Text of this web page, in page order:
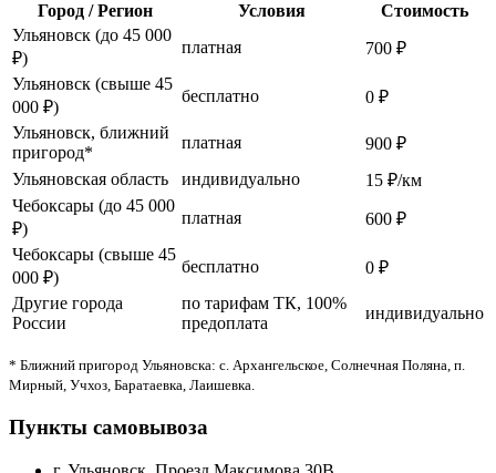
Город / Регион Условия
Стоимость
Ульяновск (до 45 000
₽)
платная
700 ₽
Ульяновск (свыше 45
000 ₽)
бесплатно
0 ₽
Ульяновск, ближний
пригород*
платная
900 ₽
Ульяновская область
индивидуально
15 ₽/км
Чебоксары (до 45 000
₽)
платная
600 ₽
Чебоксары (свыше 45
000 ₽)
бесплатно
0 ₽
Другие города
России
по тарифам ТК, 100%
предоплата
индивидуально
* Ближний пригород Ульяновска: с. Архангельское, Солнечная Поляна, п.
Мирный, Учхоз, Баратаевка, Лаишевка.
Пункты самовывоза